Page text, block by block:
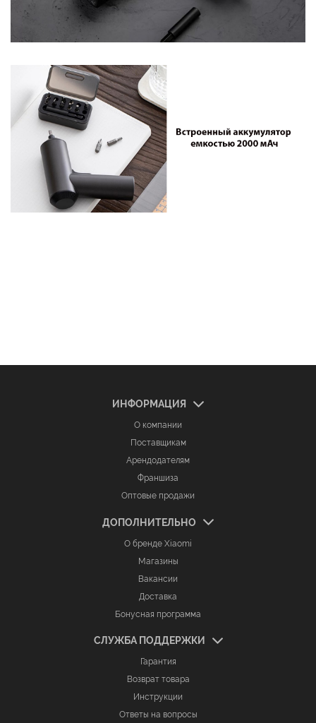
ИНФОРМАЦИЯ
О компании
Поставщикам
Арендодателям
Франшиза
Оптовые продажи
ДОПОЛНИТЕЛЬНО
О бренде Xiaomi
Магазины
Вакансии
Доставка
Бонусная программа
СЛУЖБА ПОДДЕРЖКИ
Гарантия
Возврат товара
Инструкции
Ответы на вопросы